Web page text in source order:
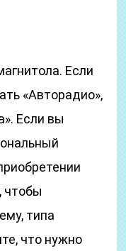
Если
«Авторадио»,
Если вы
чтобы
типа
что нужно